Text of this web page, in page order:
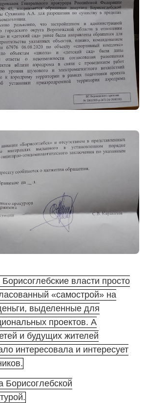
власти просто
«самострой» на
выделенные для
проектов. А
и будущих жителей
интересовала и интересует
Борисоглебской